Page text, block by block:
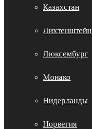
Казахстан
Лихтенштейн
Люксембург
Монако
Нидерланды
Норвегия